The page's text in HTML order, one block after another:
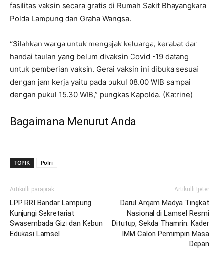
fasilitas vaksin secara gratis di Rumah Sakit Bhayangkara
Polda Lampung dan Graha Wangsa.
“Silahkan warga untuk mengajak keluarga, kerabat dan
handai taulan yang belum divaksin Covid -19 datang
untuk pemberian vaksin. Gerai vaksin ini dibuka sesuai
dengan jam kerja yaitu pada pukul 08.00 WIB sampai
dengan pukul 15.30 WIB,” pungkas Kapolda. (Katrine)
Bagaimana Menurut Anda
TOPIK Polri
Artikulli paraprak
LPP RRI Bandar Lampung
Kunjungi Sekretariat
Swasembada Gizi dan Kebun
Edukasi Lamsel
Artikulli tjetër
Darul Arqam Madya Tingkat
Nasional di Lamsel Resmi
Ditutup, Sekda Thamrin: Kader
IMM Calon Pemimpin Masa
Depan